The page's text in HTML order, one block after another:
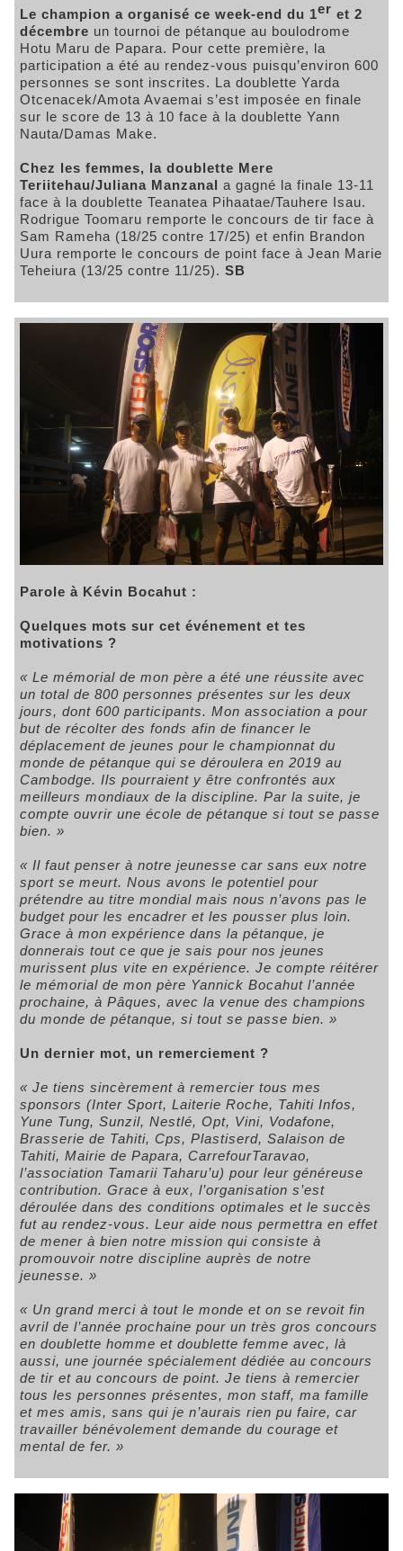
Le champion a organisé ce week-end du 1er et 2
décembre un tournoi de pétanque au boulodrome
Hotu Maru de Papara. Pour cette première, la
participation a été au rendez-vous puisqu’environ 600
personnes se sont inscrites. La doublette Yarda
Otcenacek/Amota Avaemai s’est imposée en finale
sur le score de 13 à 10 face à la doublette Yann
Nauta/Damas Make.
Chez les femmes, la doublette Mere
Teriitehau/Juliana Manzanal a gagné la finale 13-11
face à la doublette Teanatea Pihaatae/Tauhere Isau.
Rodrigue Toomaru remporte le concours de tir face à
Sam Rameha (18/25 contre 17/25) et enfin Brandon
Uura remporte le concours de point face à Jean Marie
Teheiura (13/25 contre 11/25). SB
Parole à Kévin Bocahut :
Quelques mots sur cet événement et tes
motivations ?
« Le mémorial de mon père a été une réussite avec
un total de 800 personnes présentes sur les deux
jours, dont 600 participants. Mon association a pour
but de récolter des fonds afin de financer le
déplacement de jeunes pour le championnat du
monde de pétanque qui se déroulera en 2019 au
Cambodge. Ils pourraient y être confrontés aux
meilleurs mondiaux de la discipline. Par la suite, je
compte ouvrir une école de pétanque si tout se passe
bien. »
« Il faut penser à notre jeunesse car sans eux notre
sport se meurt. Nous avons le potentiel pour
prétendre au titre mondial mais nous n’avons pas le
budget pour les encadrer et les pousser plus loin.
Grace à mon expérience dans la pétanque, je
donnerais tout ce que je sais pour nos jeunes
murissent plus vite en expérience. Je compte réitérer
le mémorial de mon père Yannick Bocahut l’année
prochaine, à Pâques, avec la venue des champions
du monde de pétanque, si tout se passe bien. »
Un dernier mot, un remerciement ?
« Je tiens sincèrement à remercier tous mes
sponsors (Inter Sport, Laiterie Roche, Tahiti Infos,
Yune Tung, Sunzil, Nestlé, Opt, Vini, Vodafone,
Brasserie de Tahiti, Cps, Plastiserd, Salaison de
Tahiti, Mairie de Papara, CarrefourTaravao,
l’association Tamarii Taharu’u) pour leur généreuse
contribution. Grace à eux, l’organisation s’est
déroulée dans des conditions optimales et le succès
fut au rendez-vous. Leur aide nous permettra en effet
de mener à bien notre mission qui consiste à
promouvoir notre discipline auprès de notre
jeunesse. »
« Un grand merci à tout le monde et on se revoit fin
avril de l’année prochaine pour un très gros concours
en doublette homme et doublette femme avec, là
aussi, une journée spécialement dédiée au concours
de tir et au concours de point. Je tiens à remercier
tous les personnes présentes, mon staff, ma famille
et mes amis, sans qui je n’aurais rien pu faire, car
travailler bénévolement demande du courage et
mental de fer. »